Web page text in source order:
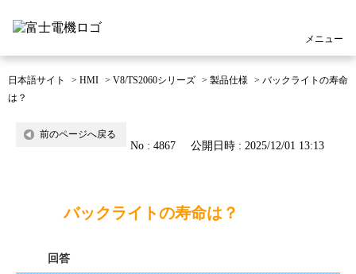
メニュー
日本語サイト > HMI > V8/TS2060シリーズ > 製品仕様 > バックライトの寿命
は？
前のページへ戻る
No : 4867 公開日時 : 2025/12/01 13:13
バックライトの寿命は？
回答